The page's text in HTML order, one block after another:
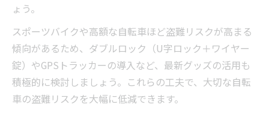
ょう。
スポーツバイクや高額な自転車ほど盗難リスクが高まる
傾向があるため、ダブルロック（U字ロック＋ワイヤー
錠）やGPSトラッカーの導入など、最新グッズの活用も
積極的に検討しましょう。これらの工夫で、大切な自転
車の盗難リスクを大幅に低減できます。